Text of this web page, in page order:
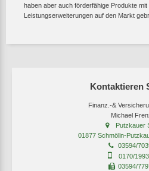
Kontaktieren
Finanz.-&
Michael
Putzkauer
01877 Schmölln-
03594/
0170/
03594/
haben aber auch förderfähige Produkte
Leistungserweiterungen auf den Markt